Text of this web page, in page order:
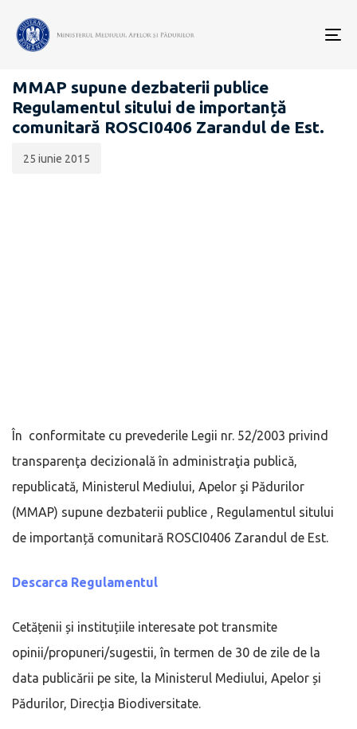
PROIECTE ACTE NORMATIVE
MMAP supune dezbaterii publice
Regulamentul sitului de importanță
comunitară ROSCI0406 Zarandul de Est.
publicării:
25 iunie 2015
În conformitate cu prevederile Legii nr. 52/2003 privind
transparenţa decizională în administraţia publică,
republicată, Ministerul Mediului, Apelor şi Pădurilor
(MMAP) supune dezbaterii publice , Regulamentul sitului
de importanță comunitară ROSCI0406 Zarandul de Est.
Descarca Regulamentul
Cetățenii și instituțiile interesate pot transmite
opinii/propuneri/sugestii, în termen de 30 de zile de la
data publicării pe site, la Ministerul Mediului, Apelor și
Pădurilor, Direcția Biodiversitate.